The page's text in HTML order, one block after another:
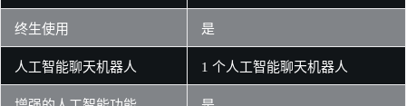
终生使用 是
人工智能聊天机器人 1 个人工智能聊天机器人